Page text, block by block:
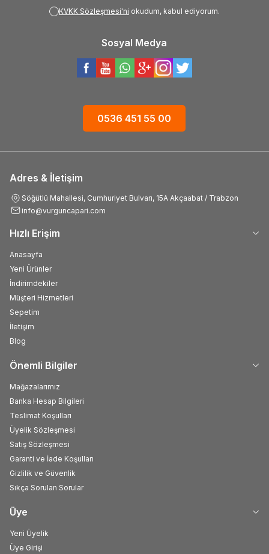
KVKK Sözleşmesi'ni okudum, kabul ediyorum.
Sosyal Medya
0536 451 55 00
Adres & İletişim
Söğütlü Mahallesi, Cumhuriyet Bulvarı, 15A Akçaabat / Trabzon
info@vurguncapari.com
Hızlı Erişim
Anasayfa
Yeni Ürünler
İndirimdekiler
Müşteri Hizmetleri
Sepetim
İletişim
Blog
Önemli Bilgiler
Mağazalarımız
Banka Hesap Bilgileri
Teslimat Koşulları
Üyelik Sözleşmesi
Satış Sözleşmesi
Garanti ve İade Koşulları
Gizlilik ve Güvenlik
Sıkça Sorulan Sorular
Üye
Yeni Üyelik
Üye Girişi